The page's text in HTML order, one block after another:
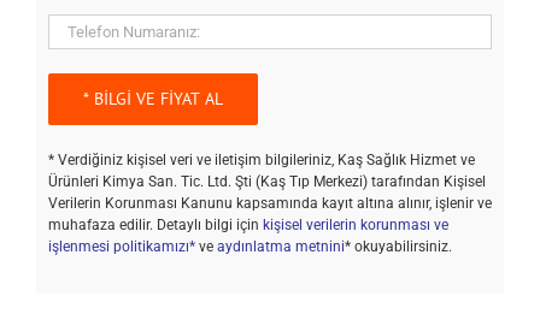
* Verdiğiniz kişisel veri ve iletişim bilgileriniz, Kaş Sağlık Hizmet ve
Ürünleri Kimya San. Tic. Ltd. Şti (Kaş Tıp Merkezi) tarafından Kişisel
Verilerin Korunması Kanunu kapsamında kayıt altına alınır, işlenir ve
muhafaza edilir. Detaylı bilgi için kişisel verilerin korunması ve
işlenmesi politikamızı* ve aydınlatma metnini* okuyabilirsiniz.